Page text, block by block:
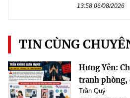
13:58 06/08/2026
TIN CÙNG
Hưng Yên:
tranh phòng,
Trần Quý